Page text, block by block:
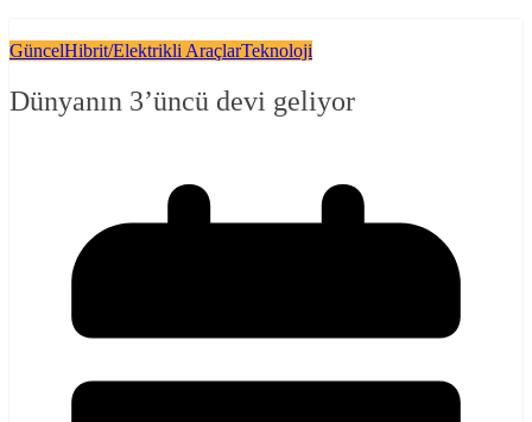
GüncelHibrit/Elektrikli AraçlarTeknoloji
Dünyanın 3’üncü devi geliyor